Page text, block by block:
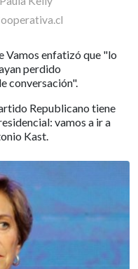
Vamos enfatizó que "lo
perdido
conversación".
Republicano tiene
vamos a ir a
Kast.